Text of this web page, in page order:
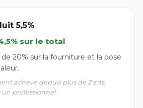
5,5%
sur le total
de 20% sur la fourniture et la pose
acheve depuis plus de 2 ans,
un professionnel